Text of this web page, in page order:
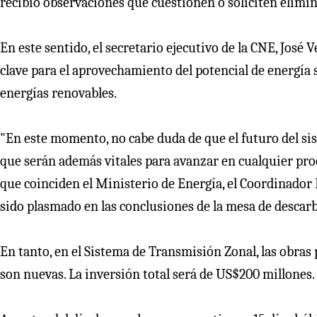
En este sentido, el secretario ejecutivo de la CNE, José
clave para el aprovechamiento del potencial de
energías renovables.
"En este momento, no cabe duda de que el futuro del
que serán además vitales para avanzar en cualquier
que coinciden el Ministerio de Energía, el Coordinador
sido plasmado en las conclusiones de la mesa de
En tanto, en el Sistema de Transmisión Zonal, las
son nuevas. La inversión total será de US$200 millones.